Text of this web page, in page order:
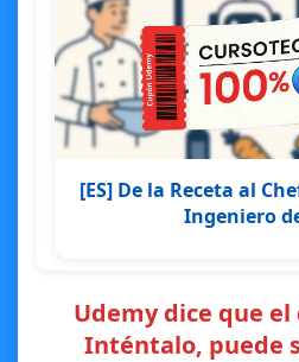
[ES] De la Receta al
Ingeniero
Udemy dice que
Inténtalo, puede